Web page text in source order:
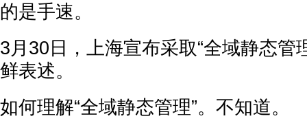
的是手速。
3月30日，上海宣布采取“全域静态管
鲜表述。
如何理解“全域静态管理”。不知道。